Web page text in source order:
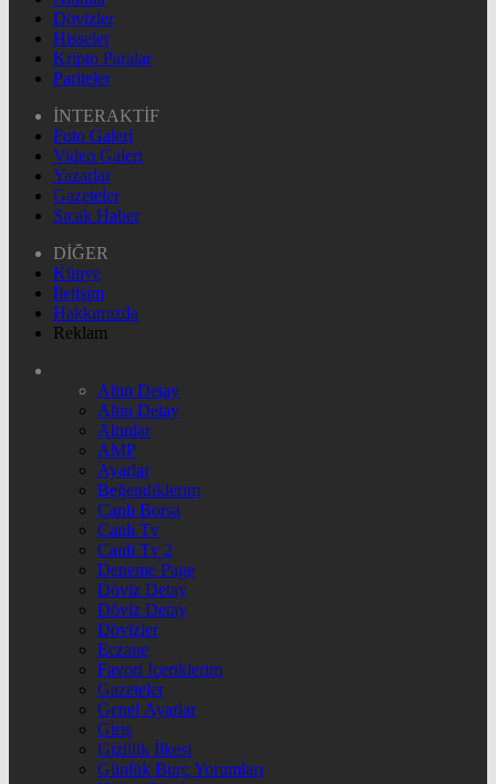
Dövizler
Hisseler
Kripto Paralar
Pariteler
İNTERAKTİF
Foto Galeri
Video Galeri
Yazarlar
Gazeteler
Sıcak Haber
DİĞER
Künye
İletişim
Hakkımızda
Reklam
Altın Detay
Altın Detay
Altınlar
AMP
Ayarlar
Beğendiklerim
Canlı Borsa
Canlı Tv
Canlı Tv 2
Deneme Page
Döviz Detay
Döviz Detay
Dövizler
Eczane
Favori İçeriklerim
Gazeteler
Genel Ayarlar
Giriş
Gizlilik İlkesi
Günlük Burç Yorumları